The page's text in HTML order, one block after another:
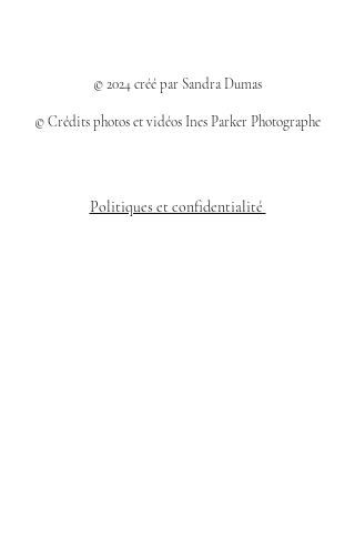
© 2024 créé par Sandra Dumas
© Crédits photos et vidéos Ines Parker Photographe
Politiques et confidentialité